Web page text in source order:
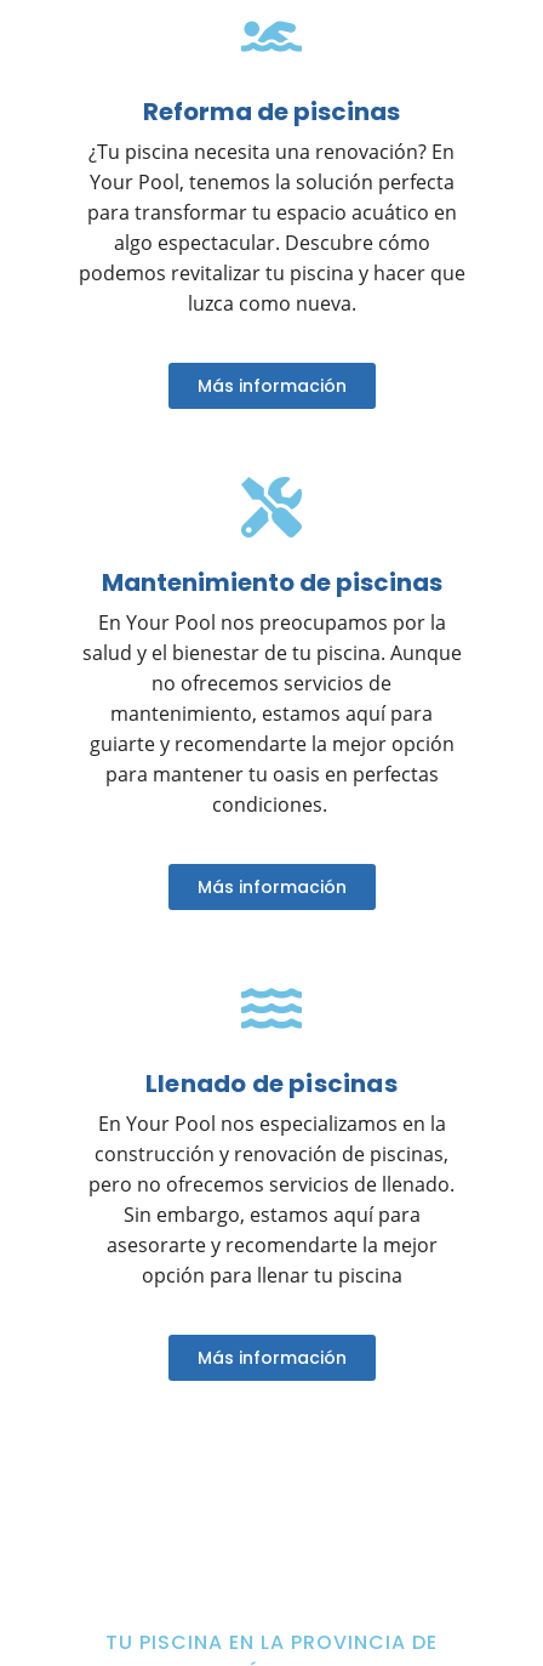
Reforma de piscinas
¿Tu piscina necesita una renovación? En
Your Pool, tenemos la solución perfecta
para transformar tu espacio acuático en
algo espectacular. Descubre cómo
podemos revitalizar tu piscina y hacer que
luzca como nueva.
Más información
Mantenimiento de piscinas
En Your Pool nos preocupamos por la
salud y el bienestar de tu piscina. Aunque
no ofrecemos servicios de
mantenimiento, estamos aquí para
guiarte y recomendarte la mejor opción
para mantener tu oasis en perfectas
condiciones.
Más información
Llenado de piscinas
En Your Pool nos especializamos en la
construcción y renovación de piscinas,
pero no ofrecemos servicios de llenado.
Sin embargo, estamos aquí para
asesorarte y recomendarte la mejor
opción para llenar tu piscina
Más información
TU PISCINA EN LA PROVINCIA DE